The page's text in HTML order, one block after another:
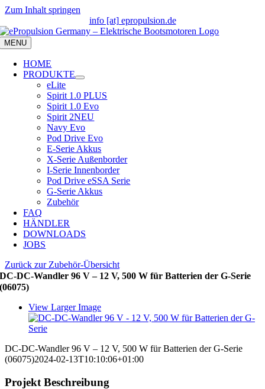
Zum Inhalt springen
info [at] epropulsion.de
MENU
HOME
PRODUKTE
eLite
Spirit 1.0 PLUS
Spirit 1.0 Evo
Spirit 2NEU
Navy Evo
Pod Drive Evo
E-Serie Akkus
X-Serie Außenborder
I-Serie Innenborder
Pod Drive eSSA Serie
G-Serie Akkus
Zubehör
FAQ
HÄNDLER
DOWNLOADS
JOBS
Zurück zur Zubehör-Übersicht
DC-DC-Wandler 96 V – 12 V, 500 W für Batterien der G-Serie
(06075)
View Larger Image
DC-DC-Wandler 96 V – 12 V, 500 W für Batterien der G-Serie
(06075)2024-02-13T10:10:06+01:00
Projekt Beschreibung